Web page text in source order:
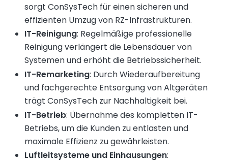
sorgt ConSysTech für einen sicheren und
effizienten Umzug von RZ-Infrastrukturen.
IT-Reinigung: Regelmäßige professionelle
Reinigung verlängert die Lebensdauer von
Systemen und erhöht die Betriebssicherheit.
IT-Remarketing: Durch Wiederaufbereitung
und fachgerechte Entsorgung von Altgeräten
trägt ConSysTech zur Nachhaltigkeit bei.
IT-Betrieb: Übernahme des kompletten IT-
Betriebs, um die Kunden zu entlasten und
maximale Effizienz zu gewährleisten.
Luftleitsysteme und Einhausungen: